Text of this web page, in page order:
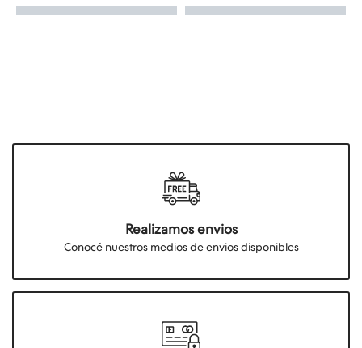
Realizamos envios
Conocé nuestros medios de envios disponibles